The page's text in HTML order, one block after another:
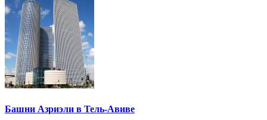
Башни Азриэли в Тель-Авиве